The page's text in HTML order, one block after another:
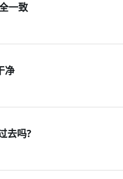
一致
净
去吗?